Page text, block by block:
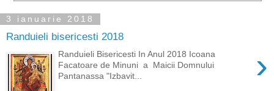
3 ianuarie 2018
Randuieli bisericesti 2018
›
Randuieli Bisericesti In Anul 2018 Icoana
Facatoare de Minuni a Maicii Domnului
Pantanassa "Izbavit...